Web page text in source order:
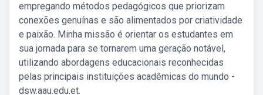
empregando métodos pedagógicos que priorizam
conexões genuínas e são alimentados por criatividade
e paixão. Minha missão é orientar os estudantes em
sua jornada para se tornarem uma geração notável,
utilizando abordagens educacionais reconhecidas
pelas principais instituições acadêmicas do mundo -
dsw.aau.edu.et.